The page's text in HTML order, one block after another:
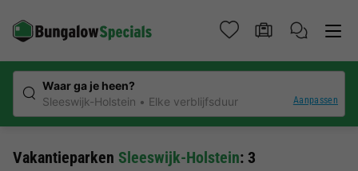
Waar ga je heen?
Sleeswijk-Holstein
Elke verblijfsduur Aanpassen
Vakantieparken Sleeswijk-Holstein: 3